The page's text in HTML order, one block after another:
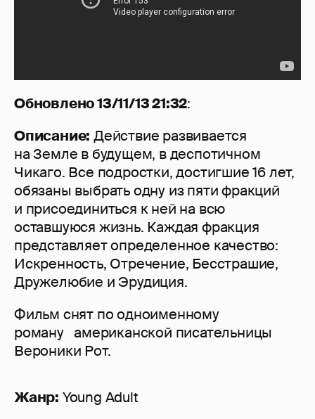
Обновлено 13/11/13 21:32:
Описание: Действие развивается
на Земле в будущем, в деспотичном
Чикаго. Все подростки, достигшие 16 лет,
обязаны выбрать одну из пяти фракций
и присоединиться к ней на всю
оставшуюся жизнь. Каждая фракция
представляет определенное качество:
Искренность, Отречение, Бесстрашие,
Дружелюбие и Эрудиция.
Фильм снят по одноименному
роману американской писательницы
Вероники Рот.
Жанр: Young Adult